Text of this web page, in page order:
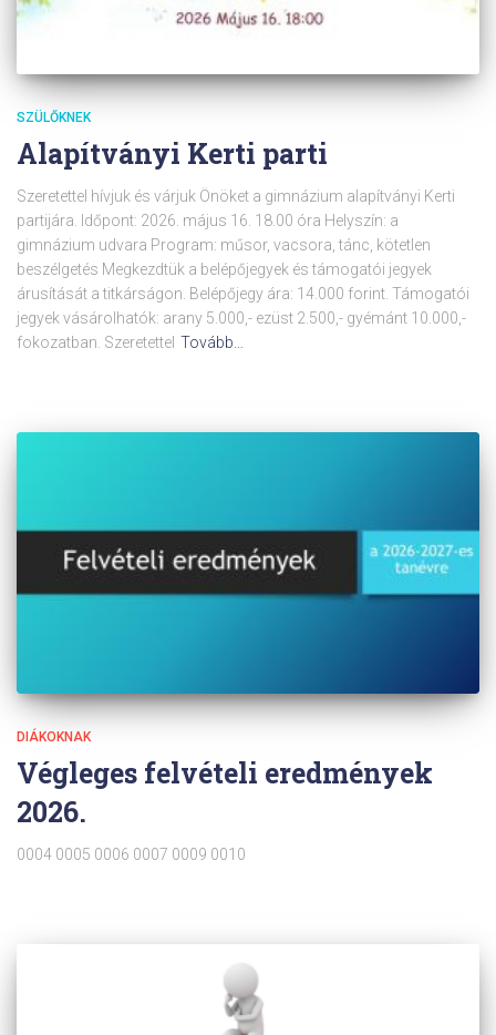
SZÜLŐKNEK
Alapítványi Kerti parti
Szeretettel hívjuk és várjuk Önöket a gimnázium alapítványi Kerti
partijára. Időpont: 2026. május 16. 18.00 óra Helyszín: a
gimnázium udvara Program: műsor, vacsora, tánc, kötetlen
beszélgetés Megkezdtük a belépőjegyek és támogatói jegyek
árusítását a titkárságon. Belépőjegy ára: 14.000 forint. Támogatói
jegyek vásárolhatók: arany 5.000,- ezüst 2.500,- gyémánt 10.000,-
fokozatban. Szeretettel Tovább…
DIÁKOKNAK
Végleges felvételi eredmények
2026.
0004 0005 0006 0007 0009 0010